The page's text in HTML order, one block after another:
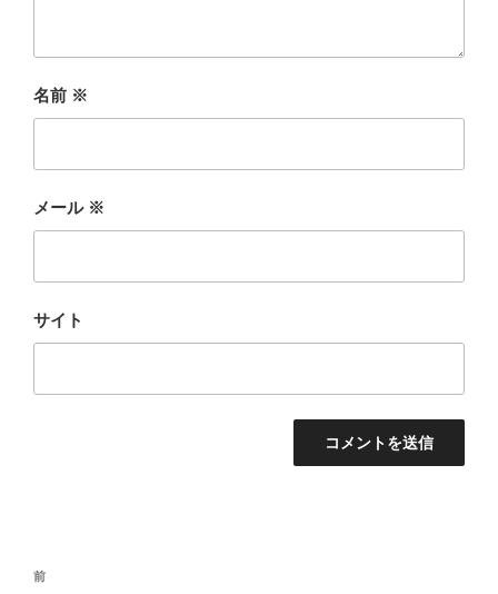
名前 ※
メール ※
サイト
投
前
前